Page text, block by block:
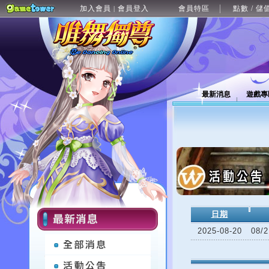
加入會員 | 會員登入 會員特區 點數 / 儲
最新消息 遊戲
日期
2025-08-20
08/